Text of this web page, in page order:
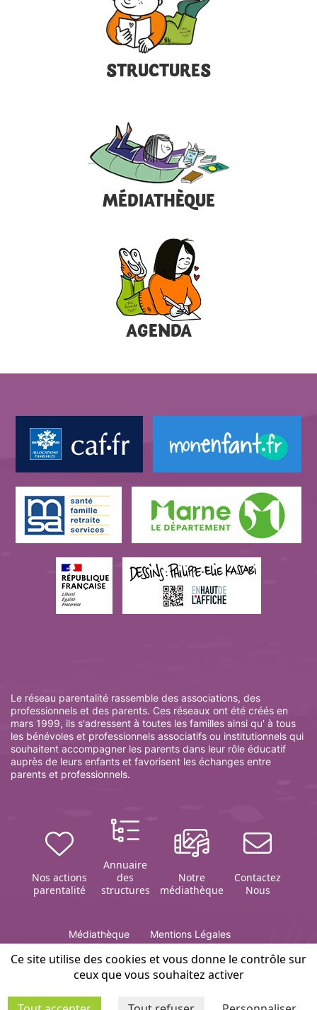
STRUCTURES
MÉDIATHÈQUE
AGENDA
Le réseau parentalité rassemble des associations, des
professionnels et des parents. Ces réseaux ont été créés en
mars 1999, ils s'adressent à toutes les familles ainsi qu' à tous
les bénévoles et professionnels associatifs ou institutionnels qui
souhaitent accompagner les parents dans leur rôle éducatif
auprès de leurs enfants et favorisent les échanges entre
parents et professionnels.
Nos actions
parentalité
Annuaire
des
structures
Notre
médiathèque
Contactez
Nous
Médiathèque
Mentions Légales
Editeur du site Infosparents 51 :association ARETAF
Ce site utilise des cookies et vous donne le contrôle sur
ceux que vous souhaitez activer